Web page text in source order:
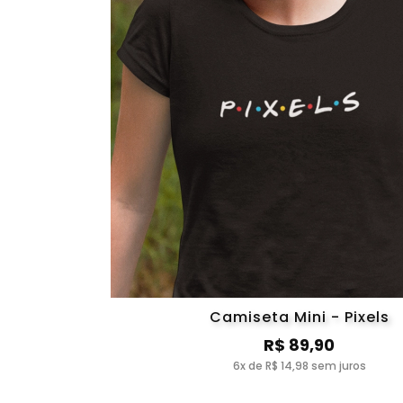
Camiseta Mini - Pixels
R$ 89,90
6x de R$ 14,98 sem juros